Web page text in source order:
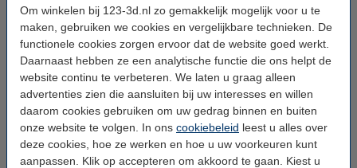
Om winkelen bij 123-3d.nl zo gemakkelijk mogelijk voor u te
maken, gebruiken we cookies en vergelijkbare technieken. De
functionele cookies zorgen ervoor dat de website goed werkt.
Daarnaast hebben ze een analytische functie die ons helpt de
website continu te verbeteren. We laten u graag alleen
advertenties zien die aansluiten bij uw interesses en willen
daarom cookies gebruiken om uw gedrag binnen en buiten
onze website te volgen. In ons cookiebeleid leest u alles over
deze cookies, hoe ze werken en hoe u uw voorkeuren kunt
aanpassen. Klik op accepteren om akkoord te gaan. Kiest u
Direct mee bestellen
3DLAC Plus hechtspray (100 ml)
€ 7,50
Glasmes
€ 4,50
KWB Plamuurmes 60 mm
3DLAC stick (80 ml)
€ 5,85